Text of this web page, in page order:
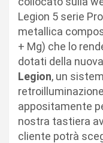
Legion 5 serie
metallica
+ Mg) che lo
dotati della nuova
Legion, un
appositamente
nostra tastiera
cliente potrà